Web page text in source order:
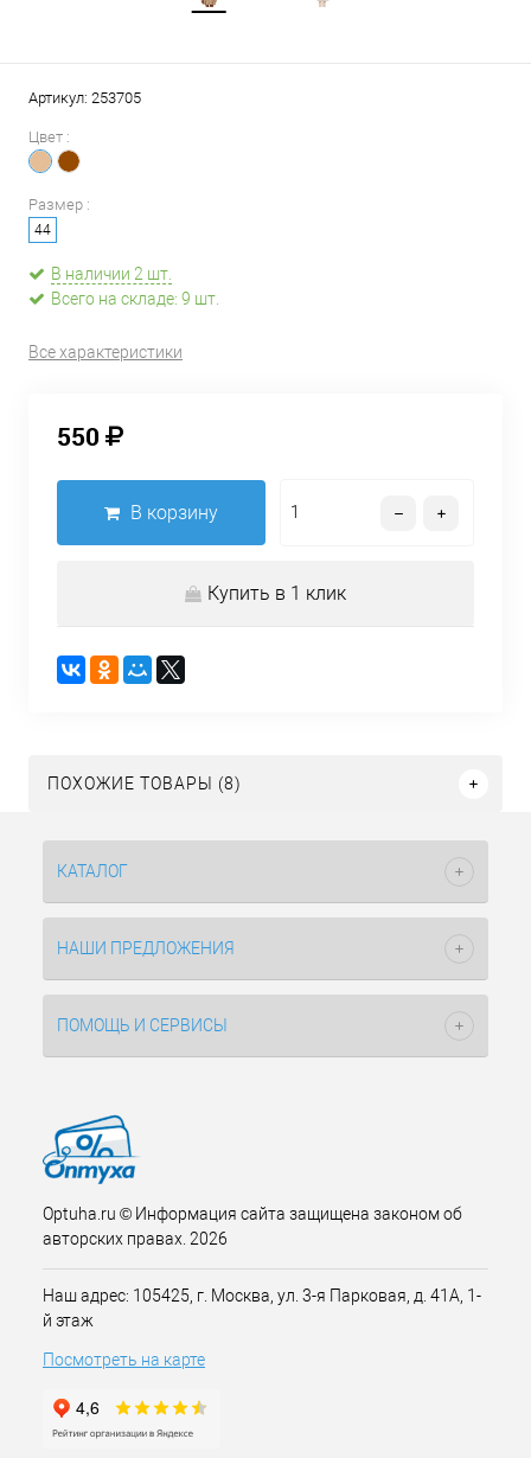
Артикул: 253705
Цвет :
Размер :
44
В наличии 2 шт.
Всего на складе: 9 шт.
Все характеристики
550
В корзину
Купить в 1 клик
ПОХОЖИЕ ТОВАРЫ (8)
КАТАЛОГ
НАШИ ПРЕДЛОЖЕНИЯ
ПОМОЩЬ И СЕРВИСЫ
Optuha.ru © Информация сайта защищена законом об
авторских правах. 2026
Наш адрес: 105425, г. Москва, ул. 3-я Парковая, д. 41А, 1-
й этаж
Посмотреть на карте